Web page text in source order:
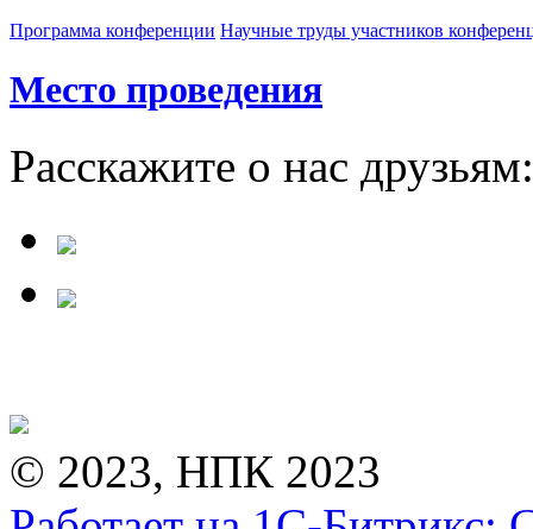
Программа конференции Научные труды участников
Место проведения
Расскажите о нас друзьям:
© 2023, НПК 2023